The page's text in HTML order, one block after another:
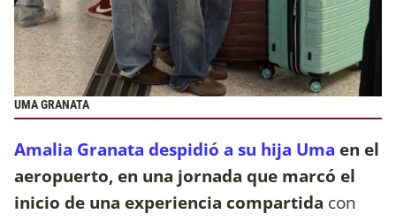
UMA GRANATA
Amalia Granata despidió a su hija Uma en el
aeropuerto, en una jornada que marcó el
inicio de una experiencia compartida con